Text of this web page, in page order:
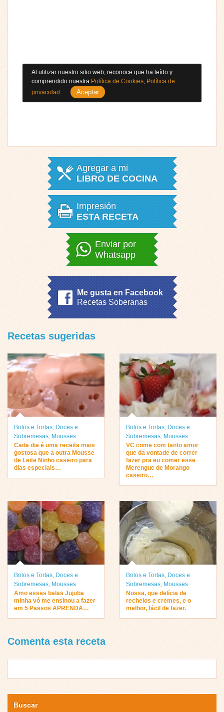
Agregar a mi
LIBRO DE COCINA
Impresión
ESTA RECETA
Enviar por
Whatsapp
Me gusta en Facebook
Recetas Soberanas
Recetas sugeridas
Bolos e Tortas, Doces e
Sobremesas, Mousses
Cada dia é uma receita mais
gostosa que a outra Mousse
de Leite Ninho caseiro para
dias especiais…
Bolos e Tortas, Doces e
Sobremesas, Mousses
VC come com tanto amor
que da vontade de correr
fazer pra eu comer esse
Merengue de Morango
caseiro…
Bolos e Tortas, Doces e
Sobremesas, Mousses
Amo essas balas Jujuba
minha vó me ensinou a fazer
em 5 Passos APRENDA…
Bolos e Tortas, Doces e
Sobremesas, Mousses
Nossa, que delícia de
recheios e cremes, e o
melhor, fácil de fazer.
Comenta esta receta
Buscar
Al utilizar nuestro sitio web, reconoce que ha leído y
comprendido nuestra Política de Cookies Política de
privacidad
Aceptar